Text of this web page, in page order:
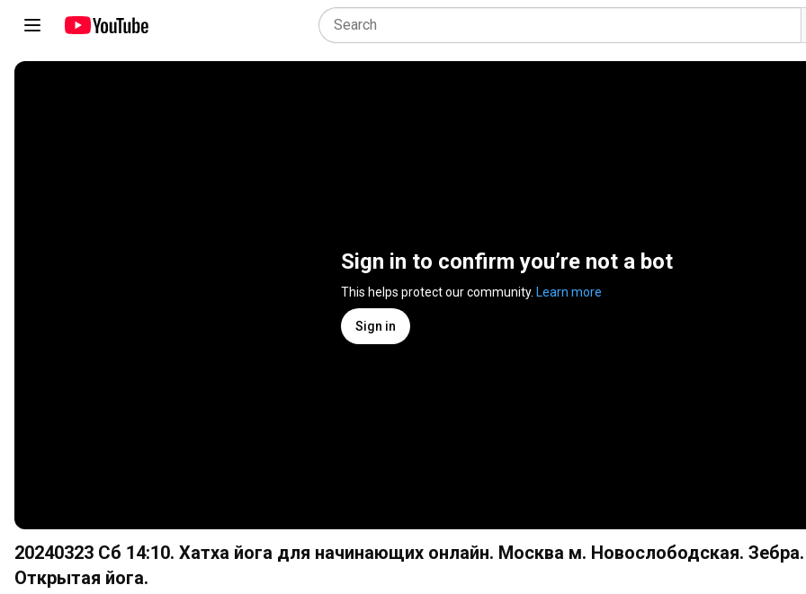
Sign in to confirm you’re not a bot
This helps protect our community. Learn more
Sign in
20240323 Сб 14:10. Хатха йога для начинающих онлайн. Москва м. Новослободская. Зебра.
Открытая йога.